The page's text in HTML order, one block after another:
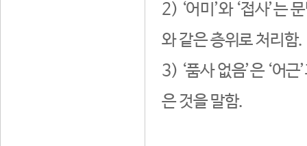
2) ‘어미’와 ‘접사’는
와 같은 층위로 처리함.
3) ‘품사 없음’은 ‘어
은 것을 말함.